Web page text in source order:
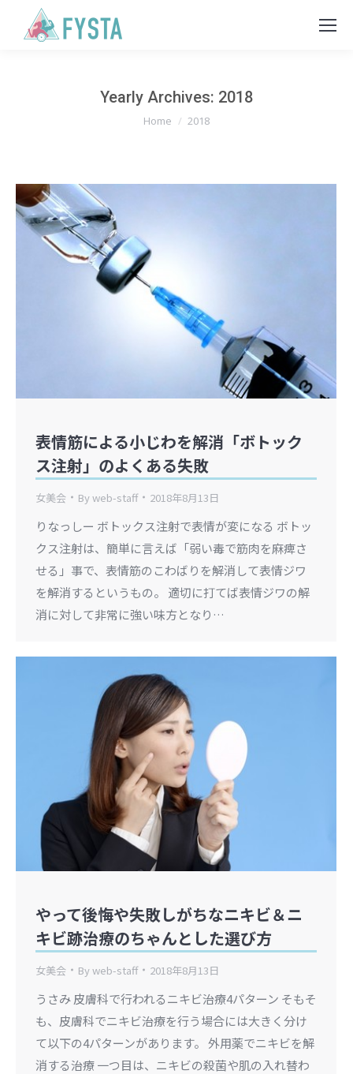
Yearly Archives: 2018
You are here:
Home 2018
表情筋による小じわを解消「ボトック
ス注射」のよくある失敗
女美会 Byweb-staff 2018年8月13日
りなっしー ボトックス注射で表情が変になる ボトッ
クス注射は、簡単に言えば「弱い毒で筋肉を麻痺さ
せる」事で、表情筋のこわばりを解消して表情ジワ
を解消するというもの。 適切に打てば表情ジワの解
消に対して非常に強い味方となり…
やって後悔や失敗しがちなニキビ＆ニ
キビ跡治療のちゃんとした選び方
女美会 Byweb-staff 2018年8月13日
うさみ 皮膚科で行われるニキビ治療4パターン そもそ
も、皮膚科でニキビ治療を行う場合には大きく分け
て以下の4パターンがあります。 外用薬でニキビを解
消する治療 一つ目は、ニキビの殺菌や肌の入れ替わ